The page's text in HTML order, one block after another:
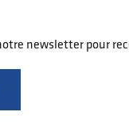
newsletter pour